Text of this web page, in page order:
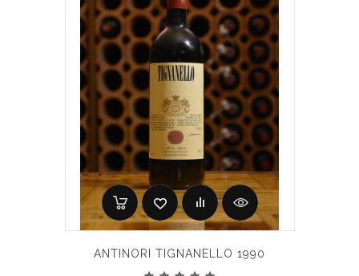
ANTINORI TIGNANELLO 1990